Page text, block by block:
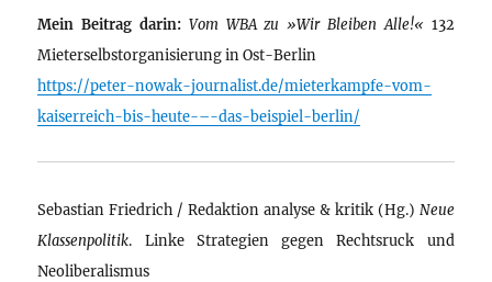
Mein Beitrag darin: Vom WBA zu »Wir Bleiben Alle!« 132
Mieterselbstorganisierung in Ost-Berlin
https://peter-nowak-journalist.de/mieterkampfe-vom-
kaiserreich-bis-heute-–-das-beispiel-berlin/
Sebastian Friedrich / Redaktion analyse & kritik (Hg.) Neue
Klassenpolitik. Linke Strategien gegen Rechtsruck und
Neoliberalismus